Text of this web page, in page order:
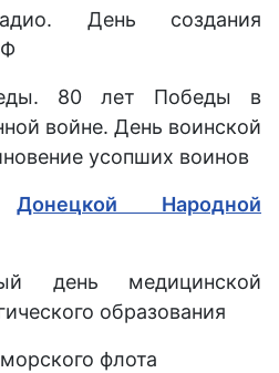
День создания
80 лет Победы в
войне. День воинской
усопших воинов
Донецкой Народной
день медицинской
образования
флота